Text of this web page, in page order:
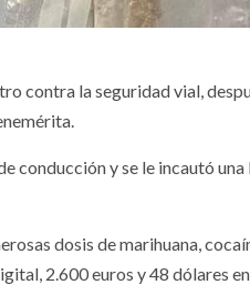
contra la seguridad vial,
y se le incautó
dosis de marihuana,
2.600 euros y 48 dólares